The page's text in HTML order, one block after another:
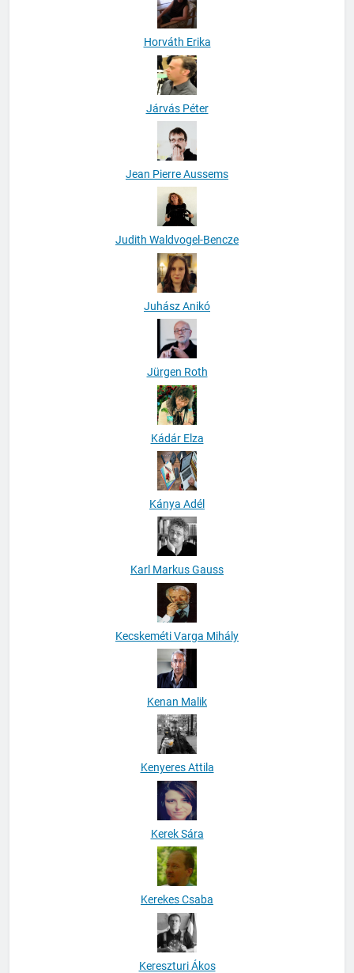
Horváth Erika
Járvás Péter
Jean Pierre Aussems
Judith Waldvogel-Bencze
Juhász Anikó
Jürgen Roth
Kádár Elza
Kánya Adél
Karl Markus Gauss
Kecskeméti Varga Mihály
Kenan Malik
Kenyeres Attila
Kerek Sára
Kerekes Csaba
Kereszturi Ákos